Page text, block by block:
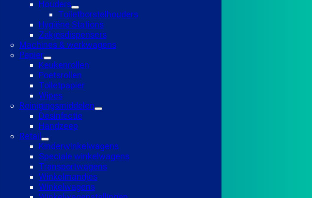
Houders
Toiletborstelhouders
Hygiëne Stations
Zakjesdispensers
Machines & werkwagens
Papier
Keukenrollen
Poetsrollen
Toiletpapier
Wipes
Reinigingsmiddelen
Desinfectie
Handzeep
Retail
Kinderwinkelwagens
Speciale winkelwagens
Transportwagens
Winkelmandjes
Winkelwagens